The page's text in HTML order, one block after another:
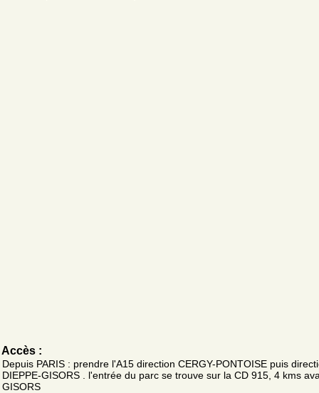
Accès :
Depuis PARIS : prendre l'A15 direction CERGY-PONTOISE puis
DIEPPE-GISORS . l'entrée du parc se trouve sur la CD 915, 4 kms
GISORS